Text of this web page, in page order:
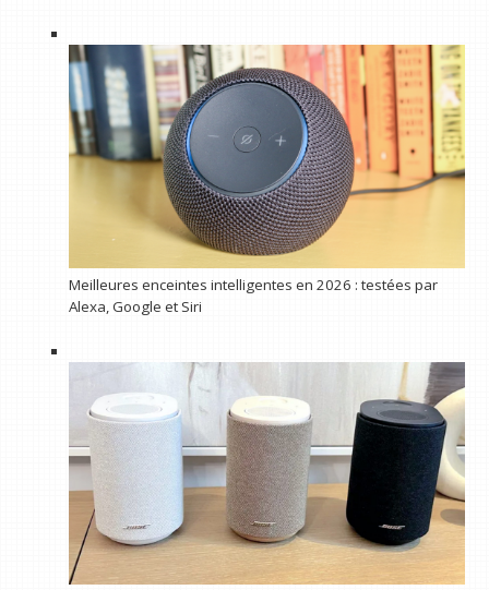
Meilleures enceintes intelligentes en 2026 : testées par
Alexa, Google et Siri